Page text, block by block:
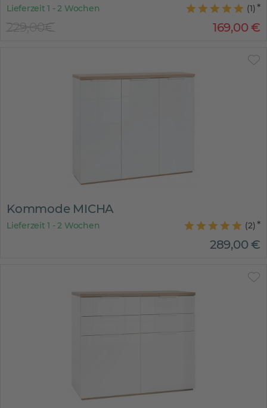
Lieferzeit 1 - 2 Wochen (1)
169,00€
229,00€
Kommode MICHA
Lieferzeit 1 - 2 Wochen (2)
289,00€